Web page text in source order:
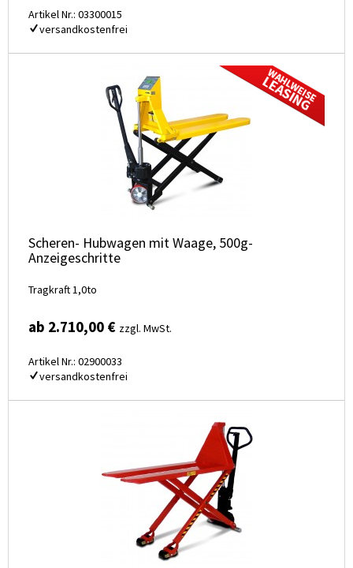
Artikel Nr.: 03300015
versandkostenfrei
Scheren- Hubwagen mit Waage, 500g-
Anzeigeschritte
Tragkraft 1,0to
ab 2.710,00 € zzgl. MwSt.
Artikel Nr.: 02900033
versandkostenfrei